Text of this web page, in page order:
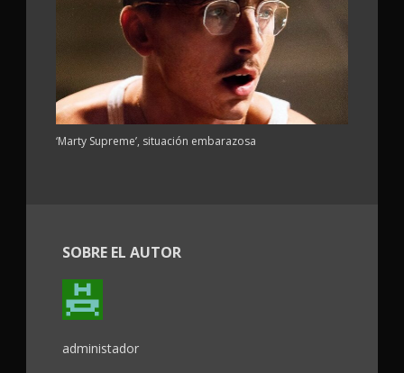
‘Marty Supreme’, situación embarazosa
SOBRE EL AUTOR
administador